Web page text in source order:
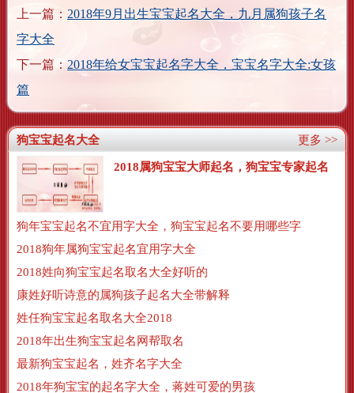
上一篇： 2018年9月出生宝宝起名大全，九月属狗孩子名
字大全
下一篇： 2018年给女宝宝起名字大全，宝宝名字大全:女孩
篇
更多 >>
狗宝宝起名大全
2018属狗宝宝大师起名，狗宝宝专家起名
狗年宝宝起名不宜用字大全，狗宝宝起名不要用哪些字
2018狗年属狗宝宝起名宜用字大全
2018姓向狗宝宝起名取名大全好听的
康姓好听诗意的属狗孩子起名大全带解释
姓任狗宝宝起名取名大全2018
2018年出生狗宝宝起名网帮取名
最新狗宝宝起名，姓齐名字大全
2018年狗宝宝的起名字大全，蒋姓可爱的男孩